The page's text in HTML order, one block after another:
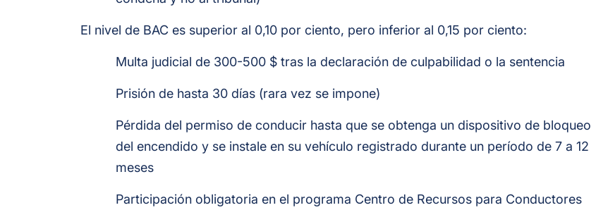
El nivel de BAC es superior al 0,10 por ciento, pero inferior al 0,15 por ciento:
Multa judicial de 300-500 $ tras la declaración de culpabilidad o la sentencia
Prisión de hasta 30 días (rara vez se impone)
Pérdida del permiso de conducir hasta que se obtenga un dispositivo de bloqueo
del encendido y se instale en su vehículo registrado durante un período de 7 a 12
meses
Participación obligatoria en el programa Centro de Recursos para Conductores